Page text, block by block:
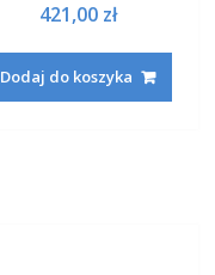
421,00 zł
Dodaj do koszyka